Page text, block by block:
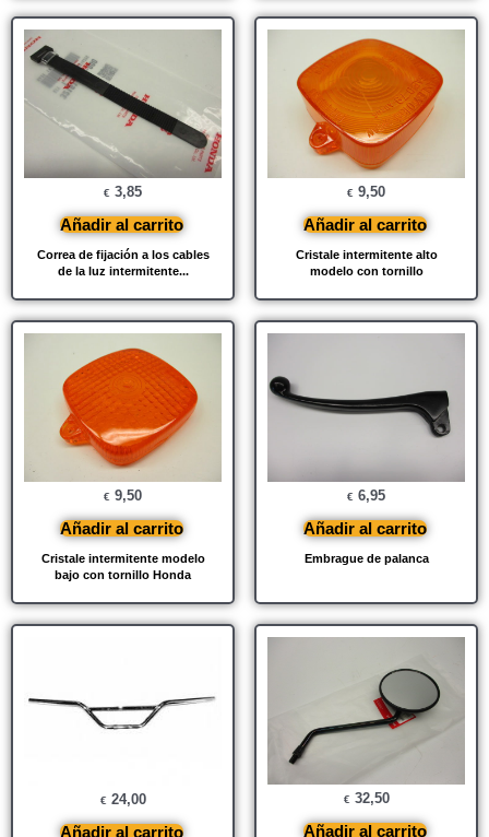
Correa de fijación a los cables
de la luz intermitente...
€ 3,85
Añadir al carrito
Cristale intermitente alto
modelo con tornillo
€ 9,50
Añadir al carrito
Cristale intermitente modelo
bajo con tornillo Honda
€ 9,50
Añadir al carrito
Embrague de palanca
€ 6,95
Añadir al carrito
€ 24,00
Añadir al carrito
€ 32,50
Añadir al carrito